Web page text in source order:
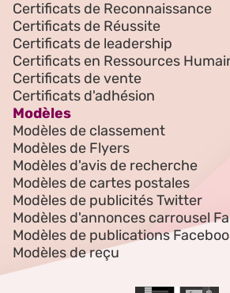
Certificats de Reconnaissance
Certificats de Réussite
Certificats de leadership
Certificats en Ressources
Certificats de vente
Certificats d'adhésion
Modèles
Modèles de classement
Modèles de Flyers
Modèles d'avis de recherche
Modèles de cartes postales
Modèles de publicités Twitter
Modèles d'annonces carrousel
Modèles de publications
Modèles de reçu